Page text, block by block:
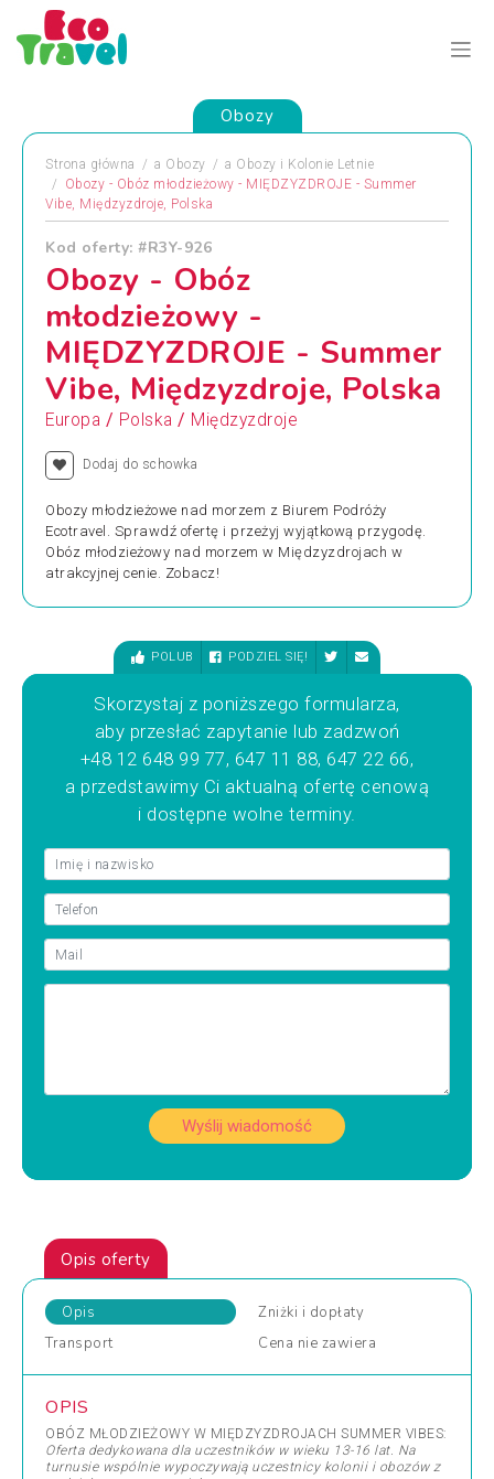
Obozy
Strona główna a Obozy a Obozy i Kolonie Letnie
Obozy - Obóz młodzieżowy - MIĘDZYZDROJE - Summer
Vibe, Międzyzdroje, Polska
Kod oferty: #R3Y-926
Obozy - Obóz
młodzieżowy -
MIĘDZYZDROJE - Summer
Vibe, Międzyzdroje, Polska
Europa / Polska / Międzyzdroje
Dodaj do schowka
Obozy młodzieżowe nad morzem z Biurem Podróży
Ecotravel. Sprawdź ofertę i przeżyj wyjątkową przygodę.
Obóz młodzieżowy nad morzem w Międzyzdrojach w
atrakcyjnej cenie. Zobacz!
POLUB PODZIEL SIĘ!
Skorzystaj z poniższego formularza,
aby przesłać zapytanie lub zadzwoń
+48 12 648 99 77, 647 11 88, 647 22 66,
a przedstawimy Ci aktualną ofertę cenową
i dostępne wolne terminy.
Wyślij wiadomość
Opis oferty
Opis Zniżki i dopłaty
Transport
Cena nie zawiera
OPIS
OBÓZ MŁODZIEŻOWY W MIĘDZYZDROJACH SUMMER VIBES:
Oferta dedykowana dla uczestników w wieku 13-16 lat. Na
turnusie wspólnie wypoczywają uczestnicy kolonii i obozów z